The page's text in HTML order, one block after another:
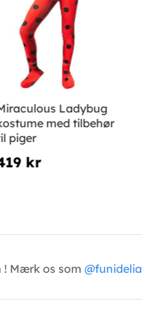
Ladybug
med tilbehør
piger
kr
! Mærk os som @funidelia